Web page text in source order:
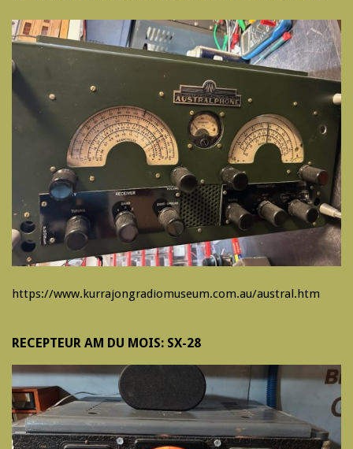
https://www.kurrajongradiomuseum.com.au/austral.htm
RECEPTEUR AM DU MOIS: SX-28